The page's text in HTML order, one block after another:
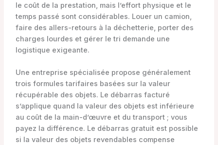
le coût de la prestation, mais l’effort physique et le
temps passé sont considérables. Louer un camion,
faire des allers-retours à la déchetterie, porter des
charges lourdes et gérer le tri demande une
logistique exigeante.
Une entreprise spécialisée propose généralement
trois formules tarifaires basées sur la valeur
récupérable des objets. Le débarras facturé
s’applique quand la valeur des objets est inférieure
au coût de la main-d’œuvre et du transport ; vous
payez la différence. Le débarras gratuit est possible
si la valeur des objets revendables compense